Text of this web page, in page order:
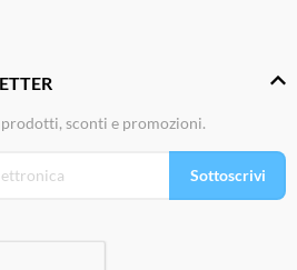
sconti e promozioni.
Sottoscrivi